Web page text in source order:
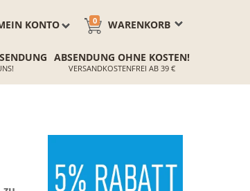
WARENKORB
0
KONTO
ABSENDUNG OHNE KOSTEN!
VERSANDKOSTENFREI AB 39 €